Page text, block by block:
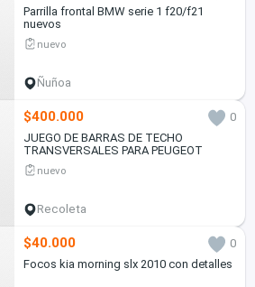
Parrilla frontal BMW serie 1 f20/f21
nuevos
nuevo
Ñuñoa
$400.000
0
JUEGO DE BARRAS DE TECHO
TRANSVERSALES PARA PEUGEOT
nuevo
Recoleta
$40.000
0
Focos kia morning slx 2010 con detalles